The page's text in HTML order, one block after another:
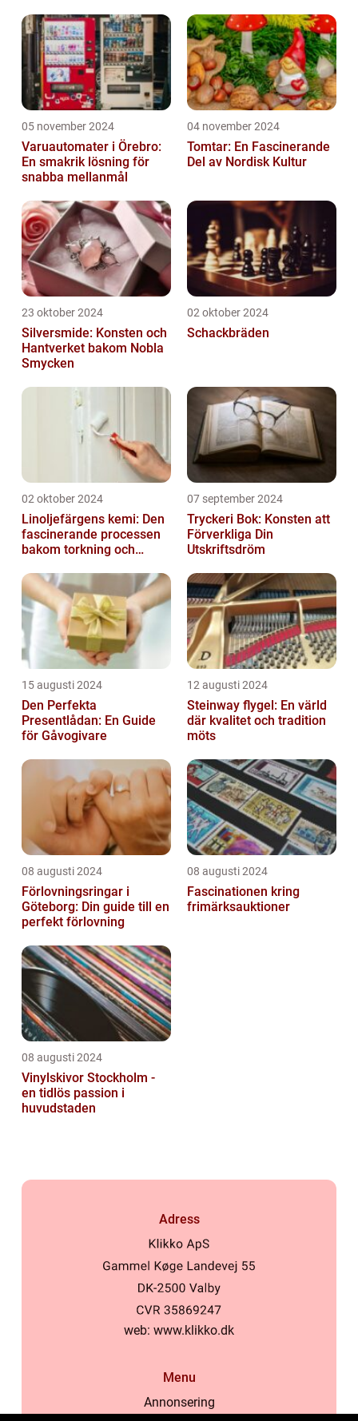
05 november 2024
Varuautomater i Örebro:
En smakrik lösning för
snabba mellanmål
04 november 2024
Tomtar: En Fascinerande
Del av Nordisk Kultur
23 oktober 2024
Silversmide: Konsten och
Hantverket bakom Nobla
Smycken
02 oktober 2024
Schackbräden
02 oktober 2024
Linoljefärgens kemi: Den
fascinerande processen
bakom torkning och
07 september 2024
Tryckeri Bok: Konsten att
Förverkliga Din
Utskriftsdröm
15 augusti 2024
Den Perfekta
Presentlådan: En Guide
för Gåvogivare
12 augusti 2024
Steinway flygel: En värld
där kvalitet och tradition
möts
08 augusti 2024
Förlovningsringar i
Göteborg: Din guide till en
perfekt förlovning
08 augusti 2024
Fascinationen kring
frimärksauktioner
08 augusti 2024
Vinylskivor Stockholm -
en tidlös passion i
huvudstaden
Adress
web: www.klikko.dk
Menu
Annonsering